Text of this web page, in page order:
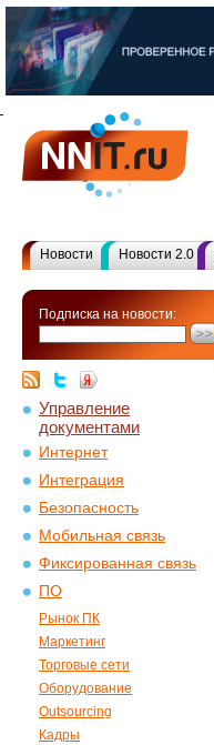
Новости Новости 2.0
Подписка на новости:
Управление
документами
Интернет
Интеграция
Безопасность
Мобильная связь
Фиксированная связь
ПО
Рынок ПК
Маркетинг
Торговые сети
Оборудование
Outsourcing
Кадры